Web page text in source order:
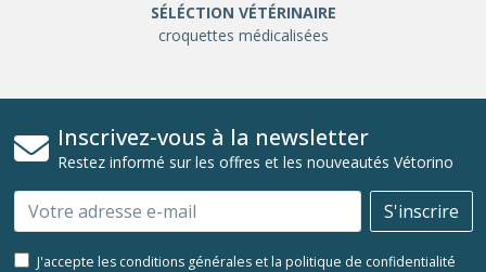
SÉLÉCTION VÉTÉRINAIRE
croquettes médicalisées
Inscrivez-vous à la newsletter
Restez informé sur les offres et les nouveautés Vétorino
Email S'inscrire
J'accepte les conditions générales et la politique de confidentialité